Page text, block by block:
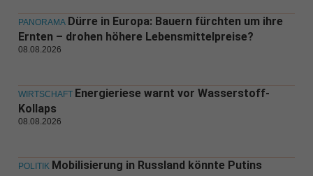
PANORAMA Dürre in Europa: Bauern fürchten um ihre
Ernten – drohen höhere Lebensmittelpreise?
08.08.2026
WIRTSCHAFT Energieriese warnt vor Wasserstoff-
Kollaps
08.08.2026
POLITIK Mobilisierung in Russland könnte Putins